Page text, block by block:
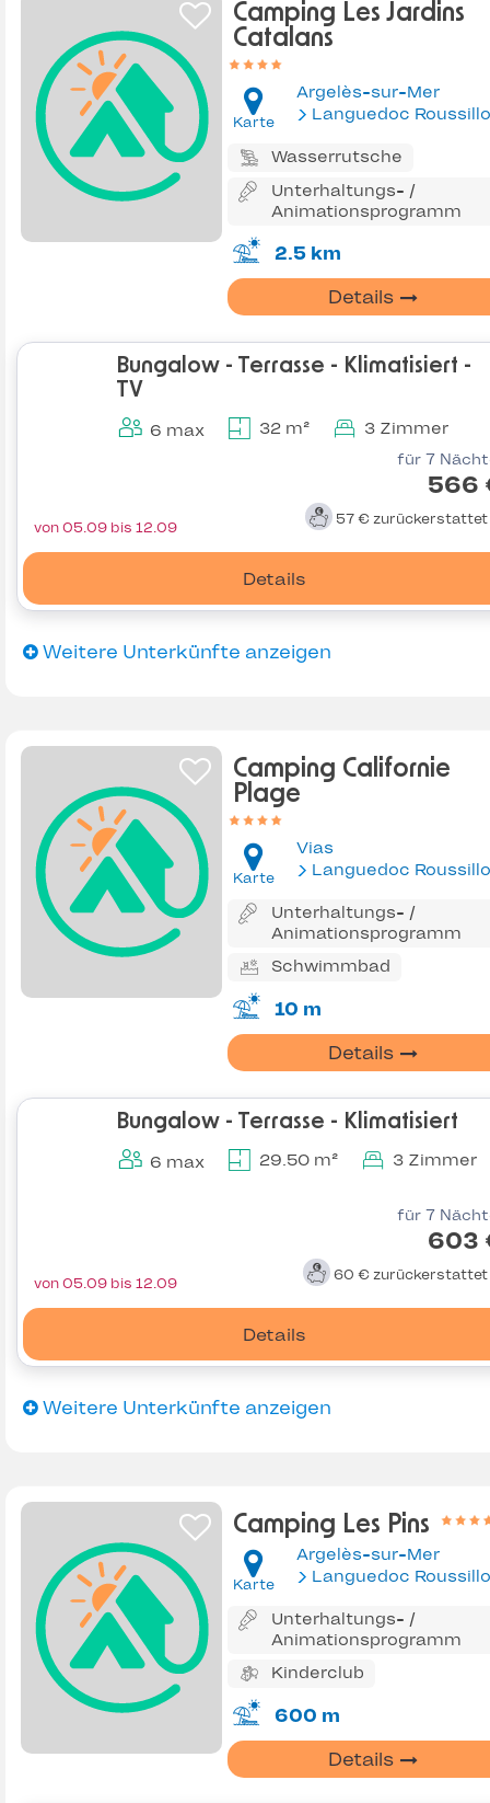
Camping Les Jardins
Catalans
Karte
Argelès-sur-Mer
Languedoc
Wasserrutsche
Unterhaltungs- /
Animationsprogramm
2.5 km
Details
Bungalow - Terrasse - Klimatisiert -
TV
6 max 32 m² 3 Zimmer
für 7
566
57 € zurückerstattet
Details
von 05.09 bis 12.09
Weitere Unterkünfte anzeigen
Camping Californie
Plage
Karte
Vias
Languedoc
Unterhaltungs- /
Animationsprogramm
Schwimmbad
10 m
Details
Bungalow - Terrasse - Klimatisiert
6 max 29.50 m² 3 Zimmer
für 7
603
60 € zurückerstattet
Details
von 05.09 bis 12.09
Weitere Unterkünfte anzeigen
Camping Les Pins
Karte
Argelès-sur-Mer
Languedoc
Unterhaltungs- /
Animationsprogramm
Kinderclub
600 m
Details